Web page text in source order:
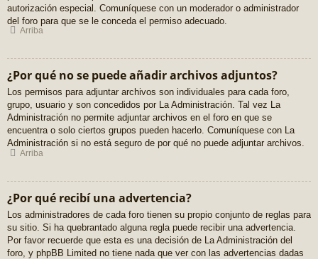
autorización especial. Comuníquese con un moderador o administrador
del foro para que se le conceda el permiso adecuado.
Arriba
¿Por qué no se puede añadir archivos adjuntos?
Los permisos para adjuntar archivos son individuales para cada foro,
grupo, usuario y son concedidos por La Administración. Tal vez La
Administración no permite adjuntar archivos en el foro en que se
encuentra o solo ciertos grupos pueden hacerlo. Comuníquese con La
Administración si no está seguro de por qué no puede adjuntar archivos.
Arriba
¿Por qué recibí una advertencia?
Los administradores de cada foro tienen su propio conjunto de reglas para
su sitio. Si ha quebrantado alguna regla puede recibir una advertencia.
Por favor recuerde que esta es una decisión de La Administración del
foro, y phpBB Limited no tiene nada que ver con las advertencias dadas